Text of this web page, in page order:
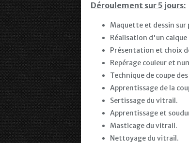
Déroulement sur 5 jours:
Maquette et dessin sur
Réalisation d'un
Présentation et choix
Repérage couleur et
Technique de coupe
Apprentissage de la
Sertissage du vitrail.
Apprentissage et
Masticage du vitrail.
Nettoyage du vitrail.